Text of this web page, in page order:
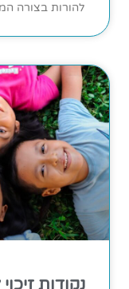
להורות בצורה
נקודות